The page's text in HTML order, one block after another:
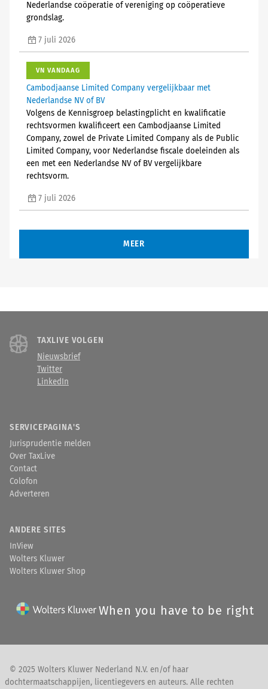
Nederlandse coöperatie of vereniging op coöperatieve
grondslag.
7 juli 2026
VN VANDAAG
Cambodjaanse Limited Company vergelijkbaar met
Nederlandse NV of BV
Volgens de Kennisgroep belastingplicht en kwalificatie
rechtsvormen kwalificeert een Cambodjaanse Limited
Company, zowel de Private Limited Company als de Public
Limited Company, voor Nederlandse fiscale doeleinden als
een met een Nederlandse NV of BV vergelijkbare
rechtsvorm.
7 juli 2026
MEER
TAXLIVE VOLGEN
Nieuwsbrief
Twitter
LinkedIn
SERVICEPAGINA'S
Jurisprudentie melden
Over TaxLive
Contact
Colofon
Adverteren
ANDERE SITES
InView
Wolters Kluwer
Wolters Kluwer Shop
When you have to be right
© 2025 Wolters Kluwer Nederland N.V. en/of haar
dochtermaatschappijen, licentiegevers en auteurs. Alle rechten